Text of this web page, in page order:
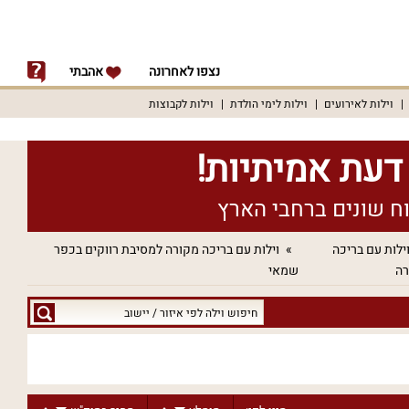
נצפו לאחרונה אהבתי
וילות לאירועים וילות לימי הולדת וילות לקבוצות
וילות עם בריכה
וילות עם בריכה מקורה למסיבת רווקים בכפר
שמאי
חיפוש
וילה
/